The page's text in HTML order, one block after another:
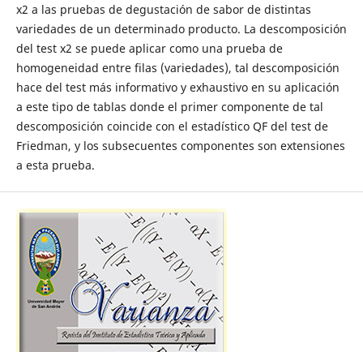
x2 a las pruebas de degustación de sabor de distintas
variedades de un determinado producto. La descomposición
del test x2 se puede aplicar como una prueba de
homogeneidad entre filas (variedades), tal descomposición
hace del test más informativo y exhaustivo en su aplicación
a este tipo de tablas donde el primer componente de tal
descomposición coincide con el estadístico QF del test de
Friedman, y los subsecuentes componentes son extensiones
a esta prueba.